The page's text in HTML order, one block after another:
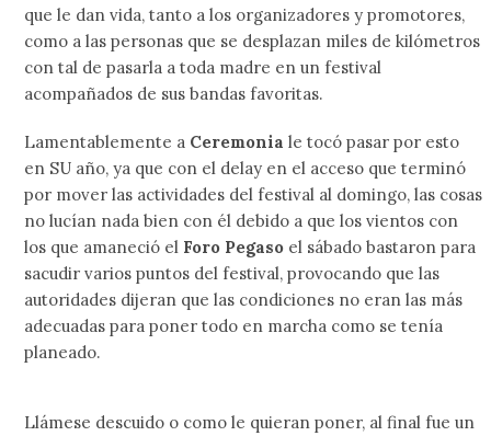
que le dan vida, tanto a los organizadores y promotores,
como a las personas que se desplazan miles de kilómetros
con tal de pasarla a toda madre en un festival
acompañados de sus bandas favoritas.
Lamentablemente a Ceremonia le tocó pasar por esto
en SU año, ya que con el delay en el acceso que terminó
por mover las actividades del festival al domingo, las cosas
no lucían nada bien con él debido a que los vientos con
los que amaneció el Foro Pegaso el sábado bastaron para
sacudir varios puntos del festival, provocando que las
autoridades dijeran que las condiciones no eran las más
adecuadas para poner todo en marcha como se tenía
planeado.
Llámese descuido o como le quieran poner, al final fue un